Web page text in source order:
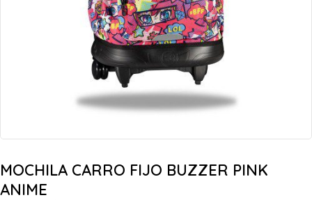
MOCHILA CARRO FIJO BUZZER PINK
ANIME